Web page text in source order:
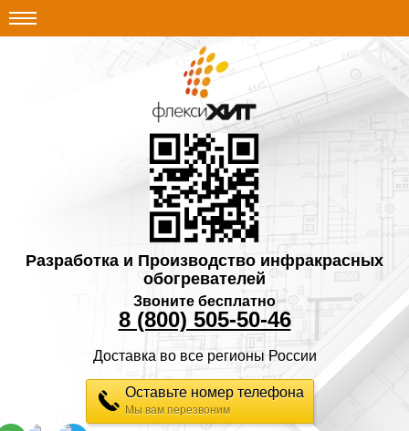
Разработка и Производство инфракрасных
обогревателей
Звоните бесплатно
8 (800) 505-50-46
Доставка во все регионы России
Оставьте номер телефона
Мы вам перезвоним